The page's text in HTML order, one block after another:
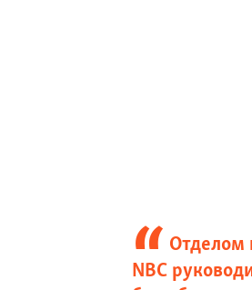
Отделом
NBC